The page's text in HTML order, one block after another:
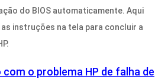
do BIOS automaticamente. Aqui
instruções na tela para concluir a
o problema HP de falha de